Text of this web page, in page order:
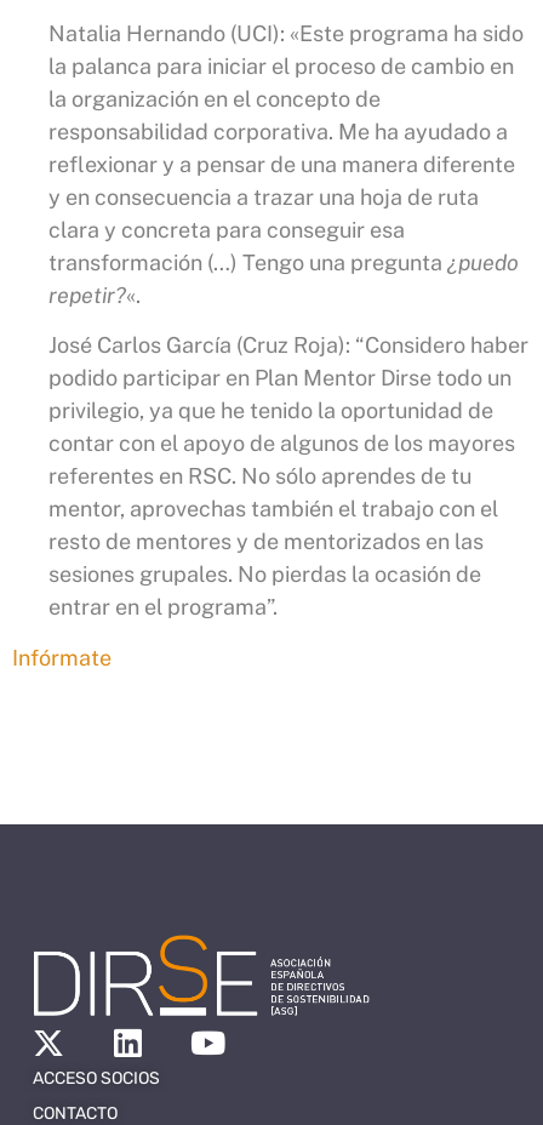
Natalia Hernando (UCI): «Este programa ha sido
la palanca para iniciar el proceso de cambio en
la organización en el concepto de
responsabilidad corporativa. Me ha ayudado a
reflexionar y a pensar de una manera diferente
y en consecuencia a trazar una hoja de ruta
clara y concreta para conseguir esa
transformación (…) Tengo una pregunta ¿puedo
repetir?«.
José Carlos García (Cruz Roja): “Considero haber
podido participar en Plan Mentor Dirse todo un
privilegio, ya que he tenido la oportunidad de
contar con el apoyo de algunos de los mayores
referentes en RSC. No sólo aprendes de tu
mentor, aprovechas también el trabajo con el
resto de mentores y de mentorizados en las
sesiones grupales. No pierdas la ocasión de
entrar en el programa”.
Infórmate
ACCESO SOCIOS
CONTACTO